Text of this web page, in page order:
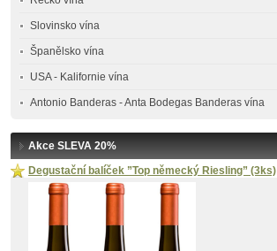
Slovinsko vína
Španělsko vína
USA - Kalifornie vína
Antonio Banderas - Anta Bodegas Banderas vína
Akce SLEVA 20%
Degustační balíček ”Top německý Riesling” (3ks)